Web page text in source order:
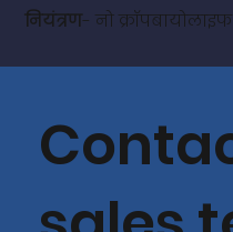
नियंत्रण- नो